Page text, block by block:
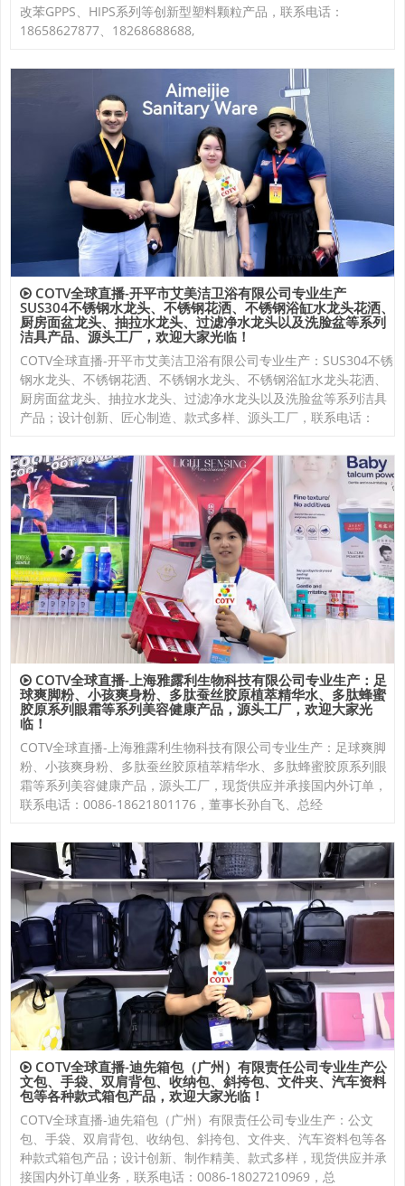
改苯GPPS、HIPS系列等创新型塑料颗粒产品，联系电话：
18658627877、18268688688,
COTV全球直播-开平市艾美洁卫浴有限公司专业生产
SUS304不锈钢水龙头、不锈钢花洒、不锈钢浴缸水龙头花洒、
厨房面盆龙头、抽拉水龙头、过滤净水龙头以及洗脸盆等系列
洁具产品、源头工厂，欢迎大家光临！
COTV全球直播-开平市艾美洁卫浴有限公司专业生产：SUS304不锈
钢水龙头、不锈钢花洒、不锈钢水龙头、不锈钢浴缸水龙头花洒、
厨房面盆龙头、抽拉水龙头、过滤净水龙头以及洗脸盆等系列洁具
产品；设计创新、匠心制造、款式多样、源头工厂，联系电话：
COTV全球直播-上海雅露利生物科技有限公司专业生产：足
球爽脚粉、小孩爽身粉、多肽蚕丝胶原植萃精华水、多肽蜂蜜
胶原系列眼霜等系列美容健康产品，源头工厂，欢迎大家光
临！
COTV全球直播-上海雅露利生物科技有限公司专业生产：足球爽脚
粉、小孩爽身粉、多肽蚕丝胶原植萃精华水、多肽蜂蜜胶原系列眼
霜等系列美容健康产品，源头工厂，现货供应并承接国内外订单，
联系电话：0086-18621801176，董事长孙自飞、总经
COTV全球直播-迪先箱包（广州）有限责任公司专业生产公
文包、手袋、双肩背包、收纳包、斜挎包、文件夹、汽车资料
包等各种款式箱包产品，欢迎大家光临！
COTV全球直播-迪先箱包（广州）有限责任公司专业生产：公文
包、手袋、双肩背包、收纳包、斜挎包、文件夹、汽车资料包等各
种款式箱包产品；设计创新、制作精美、款式多样，现货供应并承
接国内外订单业务，联系电话：0086-18027210969，总